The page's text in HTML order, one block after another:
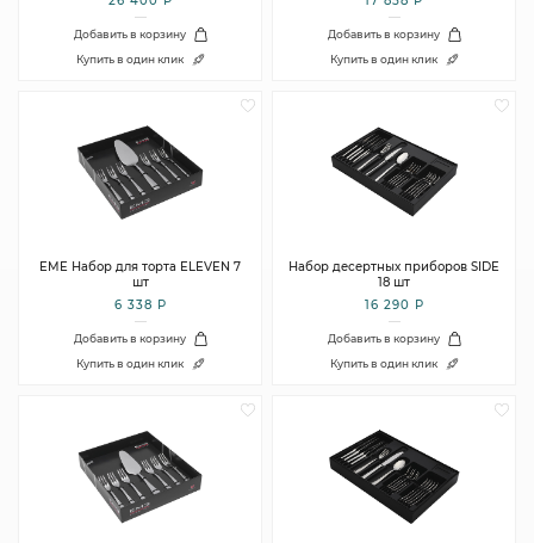
Добавить в корзину
Купить в один клик
Добавить в корзину
Купить в один клик
EME Набор для торта ELEVEN 7
шт
6 338 Р
Добавить в корзину
Купить в один клик
Набор десертных приборов SIDE
18 шт
16 290 Р
Добавить в корзину
Купить в один клик